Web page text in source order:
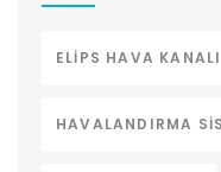
ELIPS HAVA KANALI
HAVALANDIRMA